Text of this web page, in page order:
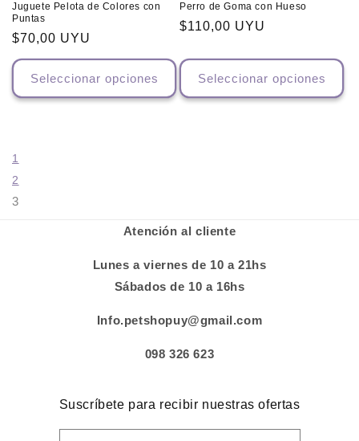
Juguete Pelota de Colores con
Puntas
Precio
habitual
$70,00 UYU
Seleccionar opciones
Perro de Goma con Hueso
Precio
$110,00 UYU
Seleccionar opciones
1
2
3
Atención al cliente
Lunes a viernes de 10 a 21hs
Sábados de 10 a 16hs
Info.petshopuy@gmail.com
098 326 623
Suscríbete para recibir nuestras ofertas